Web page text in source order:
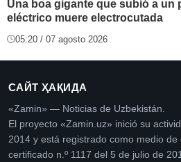
Una boa gigante que subió a un
eléctrico muere electrocutada
05:20 / 07 agosto 2026
САЙТ ҲАҚИДА
«Zamin» — Noticias de Uzbekistán.
El proyecto «Zamin.uz» inició su
2014 y está registrado como medio de
certificado n.º 1117 del 5 de julio de